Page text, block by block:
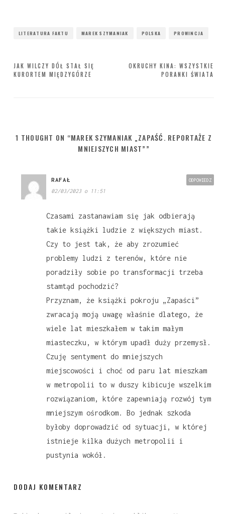
LITERATURA FAKTU MAREK SZYMANIAK POLSKA PROWINCJA
Nawigacja
OKRUCHY KINA: WSZYSTKIE
PORANKI ŚWIATA
JAK WILCZY DÓŁ STAŁ SIĘ
KURORTEM MIĘDZYGÓRZE
1 THOUGHT ON “MAREK SZYMANIAK „ZAPAŚĆ. REPORTAŻE Z
MNIEJSZYCH MIAST””
RAFAŁ
02/03/2023 o 11:51
Czasami zastanawiam się jak odbierają
takie książki ludzie z większych miast.
Czy to jest tak, że aby zrozumieć
problemy ludzi z terenów, które nie
poradziły sobie po transformacji trzeba
stamtąd pochodzić?
Przyznam, że książki pokroju „Zapaści”
zwracają moją uwagę właśnie dlatego, że
wiele lat mieszkałem w takim małym
miasteczku, w którym upadł duży przemysł.
Czuję sentyment do mniejszych
miejscowości i choć od paru lat mieszkam
w metropolii to w duszy kibicuje wszelkim
rozwiązaniom, które zapewniają rozwój tym
mniejszym ośrodkom. Bo jednak szkoda
byłoby doprowadzić od sytuacji, w której
istnieje kilka dużych metropolii i
pustynia wokół.
ODPOWIEDZ
DODAJ KOMENTARZ